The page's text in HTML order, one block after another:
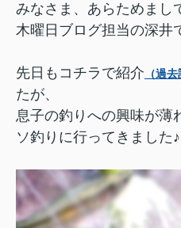
みなさま、あらためまし
木曜日ブログ担当の深井
先日もコチラで紹介 （過去
たが、
息子の釣りへの興味が薄
ソ釣りに行ってきました♪